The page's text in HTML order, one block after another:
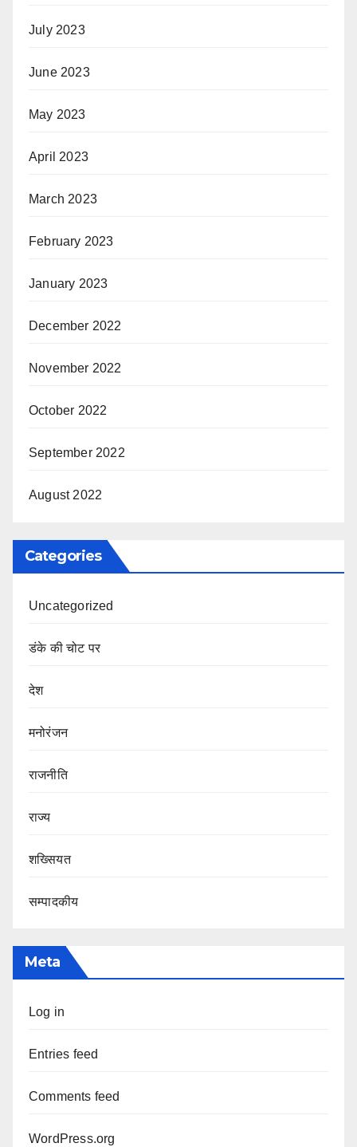
July 2023
June 2023
May 2023
April 2023
March 2023
February 2023
January 2023
December 2022
November 2022
October 2022
September 2022
August 2022
Categories
Uncategorized
डंके की चोट पर
देश
मनोरंजन
राजनीति
राज्य
शख्सियत
सम्पादकीय
Meta
Log in
Entries feed
Comments feed
WordPress.org